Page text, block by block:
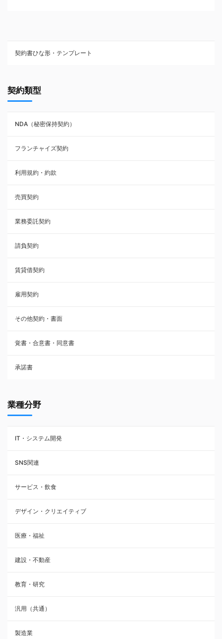
契約書ひな形・テンプレート
NDA（秘密保持契約）
業務委託契約
利用規約・約款
覚書・合意書・同意書
承諾書
雇用契約
その他契約・書面
売買契約
株主総会議事録・関連書類
請負契約
フランチャイズ契約
賃貸借契約
契約類型
NDA（秘密保持契約）
フランチャイズ契約
利用規約・約款
売買契約
業務委託契約
請負契約
賃貸借契約
雇用契約
その他契約・書面
覚書・合意書・同意書
承諾書
業種分野
IT・システム開発
SNS関連
サービス・飲食
デザイン・クリエイティブ
医療・福祉
建設・不動産
教育・研究
汎用（共通）
製造業